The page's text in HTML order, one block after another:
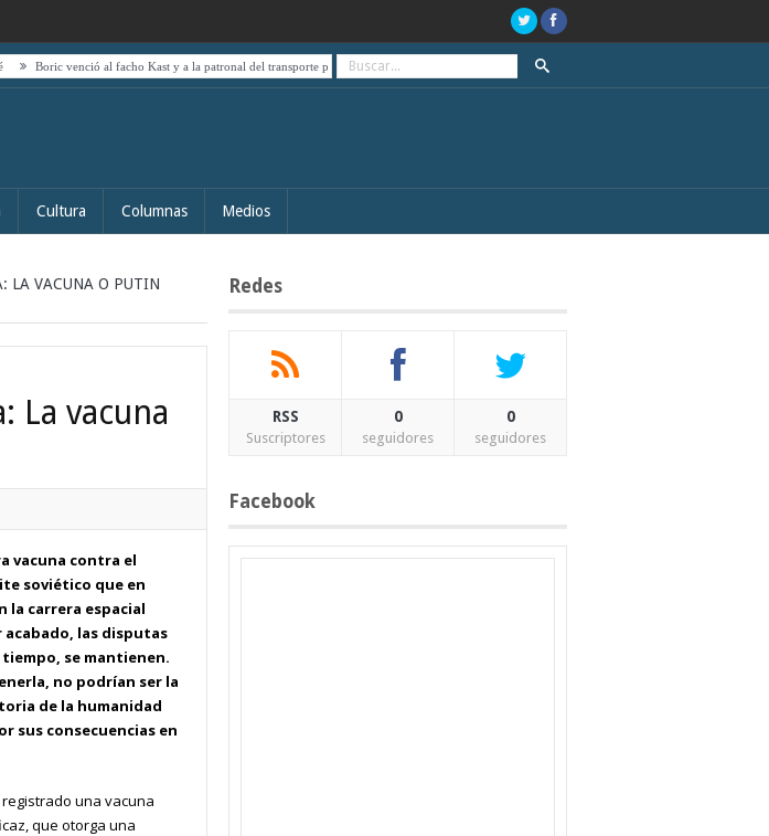
venció al facho Kast y a la patronal del transporte público, de paro el día de las elecciones A 20 años del estallido social y el “que se vayan
Cultura Columnas Medios
LA VACUNA O PUTIN
La vacuna
vacuna contra el
soviético que en
la carrera espacial
acabado, las disputas
se mantienen.
no podrían ser la
de la humanidad
sus consecuencias en
una vacuna
que otorga una
Redes
RSS
Suscriptores
0
seguidores
0
seguidores
Facebook